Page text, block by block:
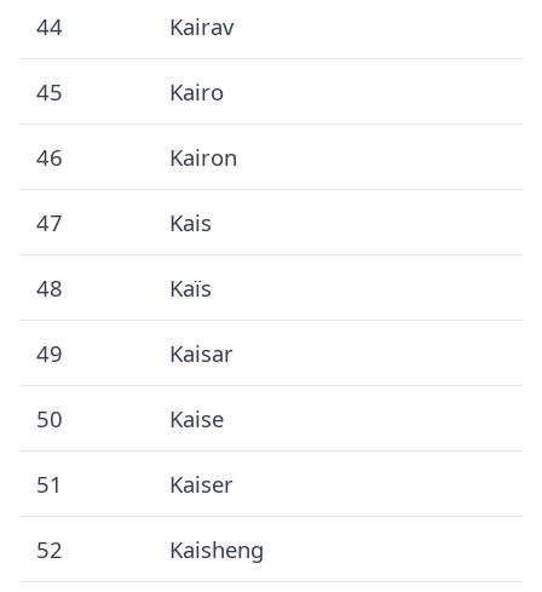
44 Kairav
45 Kairo
46 Kairon
47 Kais
48 Kaïs
49 Kaisar
50 Kaise
51 Kaiser
52 Kaisheng